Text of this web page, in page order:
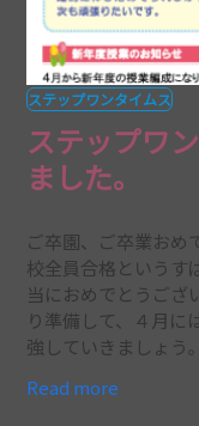
ステップワンタイムス
ステップワ
ました。
ご卒園、ご卒業おめ
校全員合格というす
当におめでとうござ
り準備して、４月に
強していきましょう。
Read more